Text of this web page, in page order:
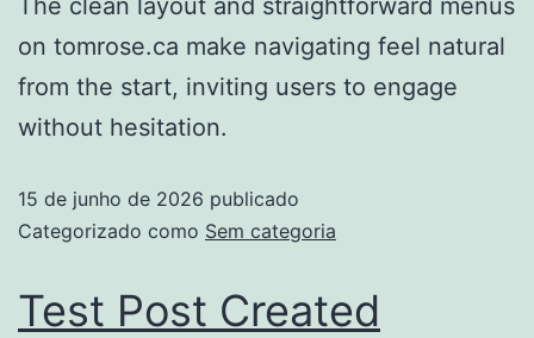
The clean layout and straightforward menus
on tomrose.ca make navigating feel natural
from the start, inviting users to engage
without hesitation.
15 de junho de 2026 publicado
Categorizado como Sem categoria
Test Post Created